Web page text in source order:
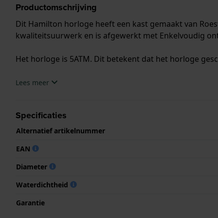
Productomschrijving
Dit Hamilton horloge heeft een kast gemaakt van
kwaliteitsuurwerk en is afgewerkt met Enkelvoudig
Het horloge is 5ATM. Dit betekent dat het horloge
.Lees meer
Specificaties
Alternatief artikelnummer
EAN
Diameter
Waterdichtheid
Garantie